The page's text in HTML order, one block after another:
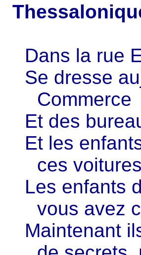
Dans la rue
Se dresse
Commerce
Et des
Et les
ces
Les enfants
vous avez
Maintenant